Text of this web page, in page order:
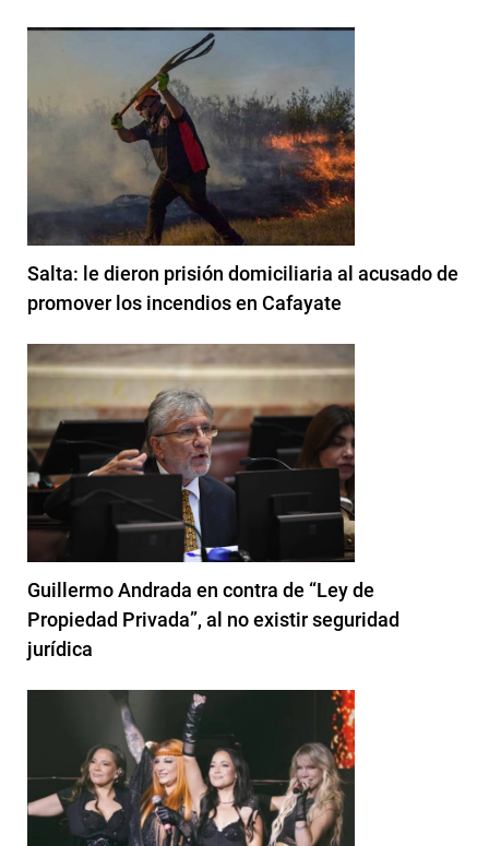
Salta: le dieron prisión domiciliaria al acusado de
promover los incendios en Cafayate
Guillermo Andrada en contra de “Ley de
Propiedad Privada”, al no existir seguridad
jurídica